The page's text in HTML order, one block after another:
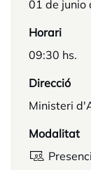
01 de junio
Horari
09:30 hs.
Direcció
Ministeri
Modalitat